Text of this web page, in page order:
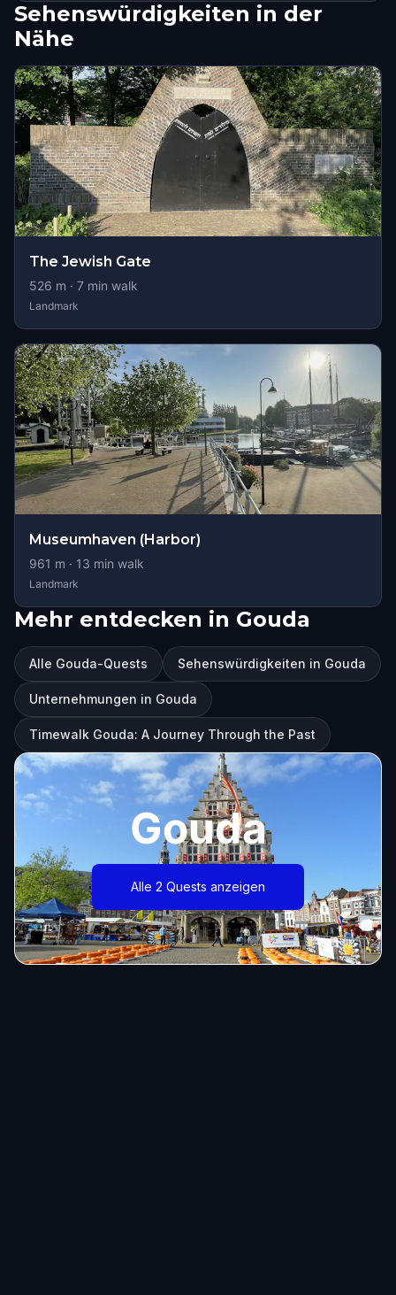
Sehenswürdigkeiten in der
Nähe
The Jewish Gate
526 m · 7 min walk
Landmark
Museumhaven (Harbor)
961 m · 13 min walk
Landmark
Mehr entdecken in Gouda
Alle Gouda-Quests Sehenswürdigkeiten in Gouda
Unternehmungen in Gouda
Timewalk Gouda: A Journey Through the Past
Gouda
Alle 2 Quests anzeigen